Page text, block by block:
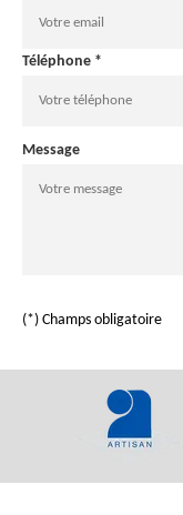
Téléphone *
Message
(*) Champs obligatoire